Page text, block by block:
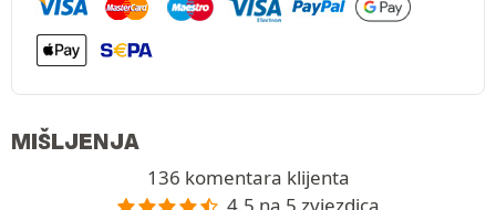
MIŠLJENJA
136 komentara klijenta